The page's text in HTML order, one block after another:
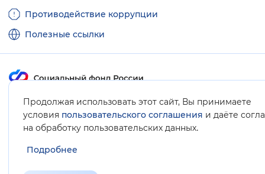
Продолжая использовать этот сайт, Вы принимаете
условия пользовательского соглашения и даёте
на обработку пользовательских данных.
Подробнее
Противодействие коррупции
Полезные ссылки
Карта сайта